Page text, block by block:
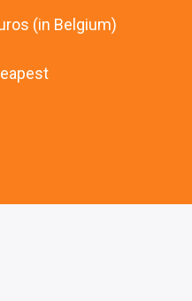
(in Belgium)